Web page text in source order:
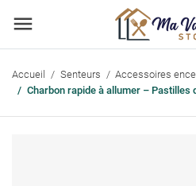
Accueil Senteurs
Accessoires
Charbon rapide à allumer – Pastilles